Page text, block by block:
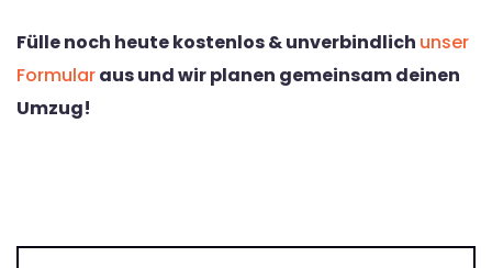
Fülle noch heute kostenlos & unverbindlich unser
Formularaus und wir planen gemeinsam deinen
Umzug!